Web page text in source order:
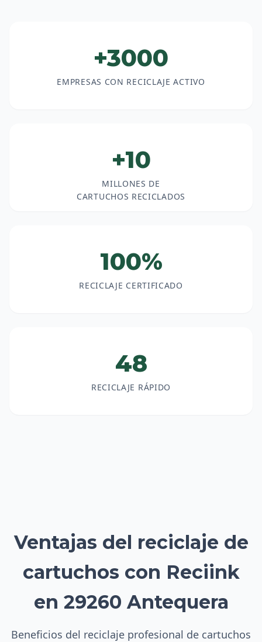
+3000
EMPRESAS CON RECICLAJE ACTIVO
+10
MILLONES DE
CARTUCHOS RECICLADOS
100%
RECICLAJE CERTIFICADO
48
RECICLAJE RÁPIDO
Ventajas del reciclaje de
cartuchos con Reciink
en 29260 Antequera
Beneficios del reciclaje profesional de cartuchos